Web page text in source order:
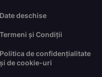
Date deschise
Termeni și Condiții
Politica de confidențialitate
și de cookie-uri